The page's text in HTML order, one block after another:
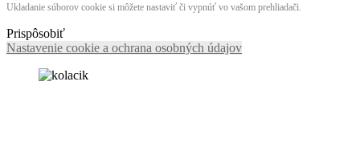
Ukladanie súborov cookie si môžete nastaviť či vypnúť vo vašom prehliadači.
Prispôsobiť
Nastavenie cookie a ochrana osobných údajov